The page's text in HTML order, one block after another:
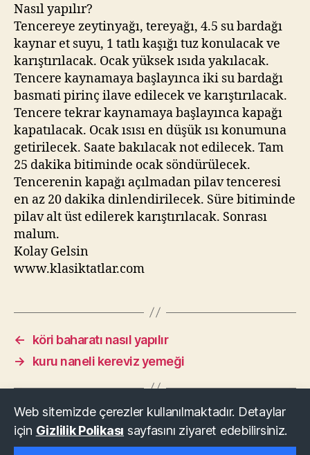
Nasıl yapılır?
Tencereye zeytinyağı, tereyağı, 4.5 su bardağı
kaynar et suyu, 1 tatlı kaşığı tuz konulacak ve
karıştırılacak. Ocak yüksek ısıda yakılacak.
Tencere kaynamaya başlayınca iki su bardağı
basmati pirinç ilave edilecek ve karıştırılacak.
Tencere tekrar kaynamaya başlayınca kapağı
kapatılacak. Ocak ısısı en düşük ısı konumuna
getirilecek. Saate bakılacak not edilecek. Tam
25 dakika bitiminde ocak söndürülecek.
Tencerenin kapağı açılmadan pilav tenceresi
en az 20 dakika dinlendirilecek. Süre bitiminde
pilav alt üst edilerek karıştırılacak. Sonrası
malum.
Kolay Gelsin
www.klasiktatlar.com
←
köri baharatı nasıl yapılır
→
kuru naneli kereviz yemeği
Web sitemizde çerezler kullanılmaktadır. Detaylar
için Gizlilik Polikası sayfasını ziyaret edebilirsiniz.